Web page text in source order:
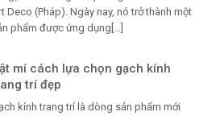
Deco (Pháp). Ngày nay, nó trở thành một
phẩm được ứng dụng[…]
mí cách lựa chọn gạch kính
trí đẹp
kính trang trí là dòng sản phẩm mới